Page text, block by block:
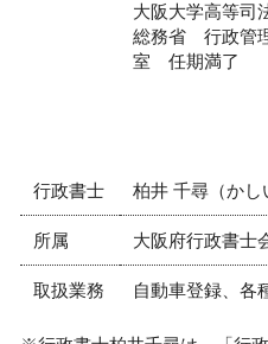
大阪大学高等
総務省 行政管
室 任期満了
行政書士 柏井 千尋（かし
所属 大阪府行政書
取扱業務 自動車登録、各